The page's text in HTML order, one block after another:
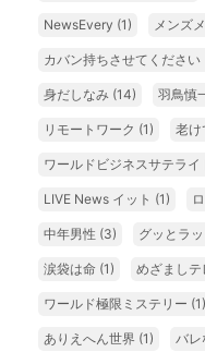
NewsEvery (1) メンズ
カバン持ちさせてください
身だしなみ (14) 羽鳥慎
リモートワーク (1) 老け
ワールドビジネスサテライ
LIVE News イット (1)
中年男性 (3) グッとラッ
涙袋は命 (1) めざましテ
ワールド極限ミステリー (1)
ありえへん世界 (1) バレ